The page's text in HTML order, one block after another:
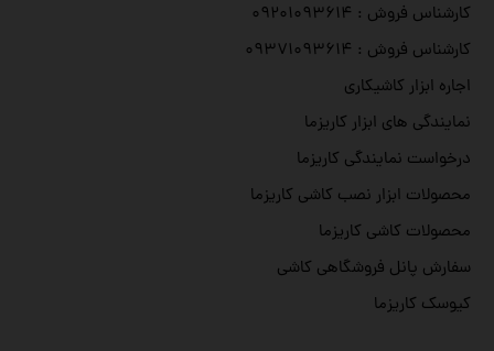
کارشناس فروش : ۰۹۲۰۱۰۹۳۶۱۴
کارشناس فروش : ۰۹۳۷۱۰۹۳۶۱۴
اجاره ابزار کاشیکاری
نمایندگی های ابزار کاریزما
درخواست نمایندگی کاریزما
محصولات ابزار نصب کاشی کاریزما
محصولات کاشی کاریزما
سفارش پانل فروشگاهی کاشی
کیوسک کاریزما